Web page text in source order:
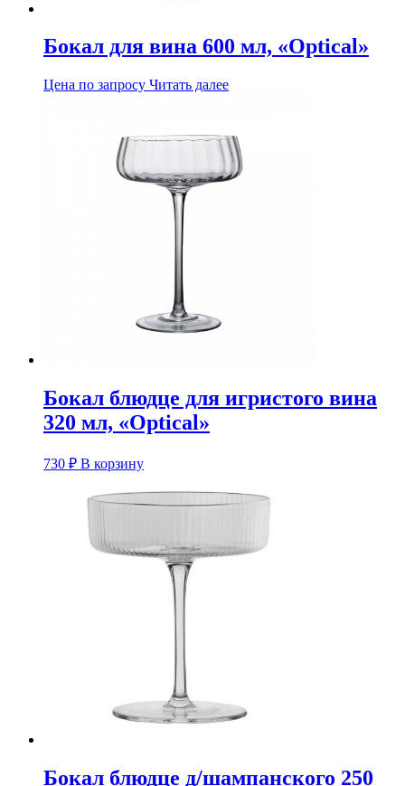
Бокал для вина 600 мл, «Optical»
Цена по запросу Читать далее
Бокал блюдце для игристого вина
320 мл, «Optical»
730 ₽ В корзину
Бокал блюдце д/шампанского 250